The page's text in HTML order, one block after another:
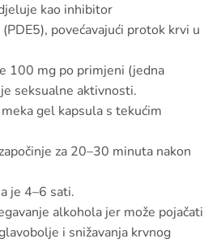
kao inhibitor
povećavajući protok krvi u
100 mg po primjeni (jedna
seksualne aktivnosti.
gel kapsula s tekućim
za 20–30 minuta nakon
je 4–6 sati.
alkohola jer može pojačati
i snižavanja krvnog